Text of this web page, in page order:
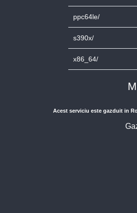
ppc64le/
s390x/
x86_64/
Acest serviciu este gazduit in